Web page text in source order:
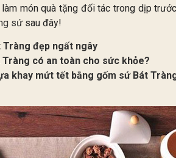
món quà tặng đối tác trong dịp
sứ sau đây!
đẹp ngất ngây
có an toàn cho sức khỏe?
khay mứt tết bằng gốm sứ Bát